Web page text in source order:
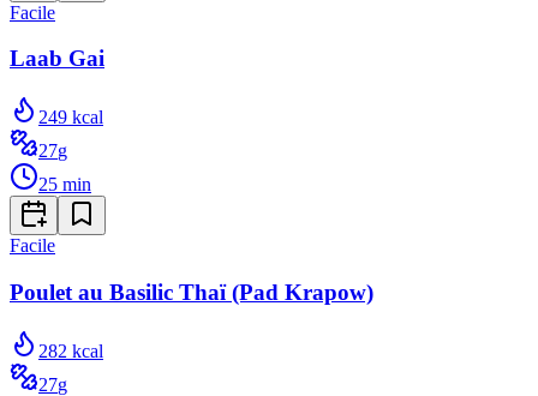
Facile
Laab Gai
249 kcal
27g
25 min
Facile
Poulet au Basilic Thaï (Pad Krapow)
282 kcal
27g